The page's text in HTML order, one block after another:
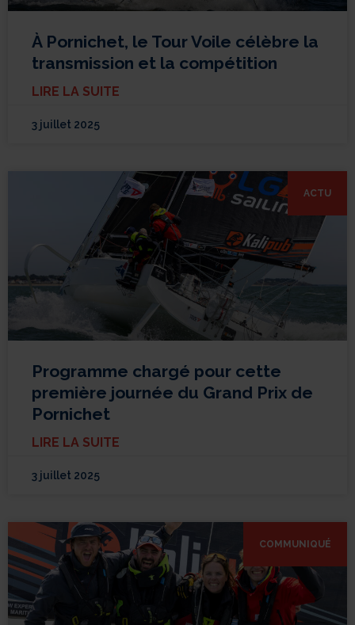
À Pornichet, le Tour Voile célèbre la
transmission et la compétition
LIRE LA SUITE
3 juillet 2025
ACTU
Programme chargé pour cette
première journée du Grand Prix de
Pornichet
LIRE LA SUITE
3 juillet 2025
COMMUNIQUÉ